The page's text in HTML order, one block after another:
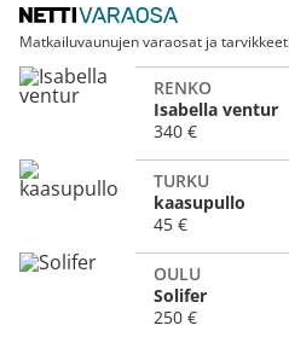
Matkailuvaunujen varaosat ja tarvikkeet
RENKO
Isabella ventur
340 €
TURKU
kaasupullo
45 €
OULU
Solifer
250 €